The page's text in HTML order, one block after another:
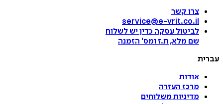
צרו קשר
service@e-vrit.co.il
לביטול עסקה כדין יש לשלוח
שם מלא, ת.ז ומס' הזמנה
עברית
אודות
מרכז העזרה
מדיניות משלוחים